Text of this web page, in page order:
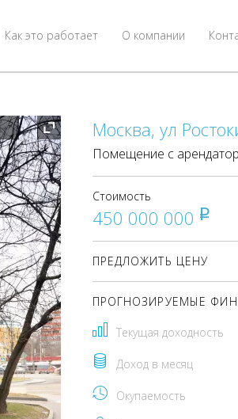
О компании
Как это работает
Москва, ул
Помещение с
Стоимость
450 000 000 pуб
ПРЕДЛОЖИТЬ ЦЕНУ
ПРОГНОЗИРУЕМЫЕ
Текущая доходность
Доход в месяц
Окупаемость